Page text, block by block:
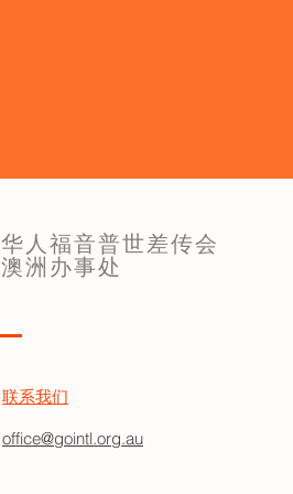
华人福音普世差传会
澳洲办事处
联系我们
office@gointl.org.au